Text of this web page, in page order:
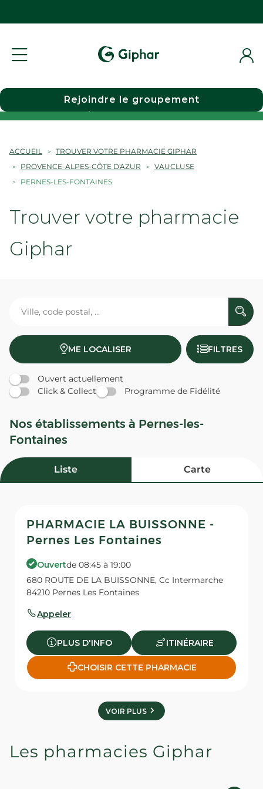
Choisir une pharmacie
Rejoindre le groupement
ACCUEIL
TROUVER VOTRE PHARMACIE GIPHAR
PROVENCE-ALPES-CÔTE D'AZUR
VAUCLUSE
PERNES-LES-FONTAINES
Trouver votre pharmacie
Giphar
ME LOCALISER FILTRES
Ouvert actuellement
Click & Collect
Programme de Fidélité
Nos établissements à Pernes-les-
Fontaines
Liste Carte
PHARMACIE LA BUISSONNE -
Pernes Les Fontaines
Ouvertde 08:45 à 19:00
680 ROUTE DE LA BUISSONNE, Cc Intermarche
84210 Pernes Les Fontaines
Appeler
PLUS D'INFO ITINÉRAIRE
CHOISIR CETTE PHARMACIE
VOIR PLUS
Les pharmacies Giphar